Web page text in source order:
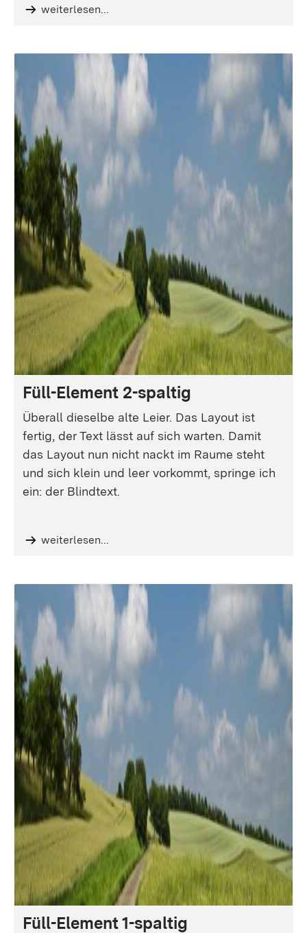
weiterlesen...
Füll-Element 2-spaltig
Überall dieselbe alte Leier. Das Layout ist
fertig, der Text lässt auf sich warten. Damit
das Layout nun nicht nackt im Raume steht
und sich klein und leer vorkommt, springe ich
ein: der Blindtext.
weiterlesen...
Füll-Element 1-spaltig